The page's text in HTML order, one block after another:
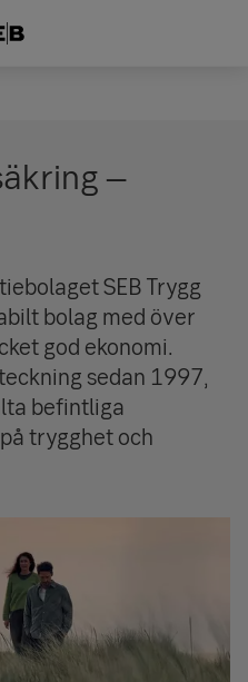
–
SEB Trygg
bolag med över
god ekonomi.
sedan 1997,
befintliga
trygghet och